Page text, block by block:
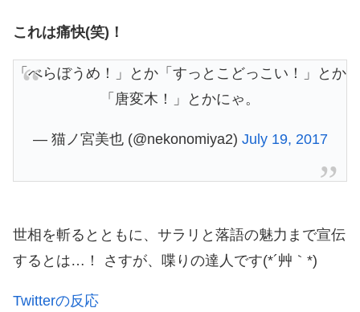
これは痛快(笑)！
「べらぼうめ！」とか「すっとこどっこい！」とか
「唐変木！」とかにゃ。
— 猫ノ宮美也 (@nekonomiya2) July 19, 2017
世相を斬るとともに、サラリと落語の魅力まで宣伝
するとは…！ さすが、喋りの達人です(*´艸｀*)
Twitterの反応